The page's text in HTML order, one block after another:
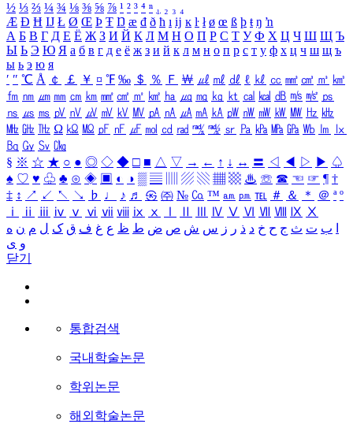
½ ⅓ ⅔ ¼ ¾ ⅛ ⅜ ⅝ ⅞ ¹ ² ³ ⁴ ⁿ ₁ ₂ ₃ ₄
Æ Ð Ħ Ĳ Ł Ø Œ Þ Ŧ Ŋ æ đ ð ħ ı ĳ ĸ ŀ ł ø œ ß þ ŧ ŋ ŉ
А Б В Г Д Е Ё Ж З И Й К Л М Н О П Р С Т У Ф Х Ц Ч Ш Щ Ъ
Ы Ь Э Ю Я а б в г д е ё ж з и й к л м н о п р с т у ф х ц ч ш щ ъ
ы ь э ю я
′ ″ ℃ Å ￠ ￡ ￥ ¤ ℉ ‰ ＄ ％ Ｆ ￦ ㎕ ㎖ ㎗ ℓ ㎘ ㏄ ㎣ ㎤ ㎥ ㎦
㎙ ㎚ ㎛ ㎜ ㎝ ㎞ ㎟ ㎠ ㎡ ㎢ ㏊ ㎍ ㎎ ㎏ ㏏ ㎈ ㎉ ㏈ ㎧ ㎨ ㎰
㎱ ㎲ ㎳ ㎴ ㎵ ㎶ ㎷ ㎸ ㎹ ㎀ ㎁ ㎂ ㎃ ㎄ ㎺ ㎻ ㎽ ㎾ ㎿ ㎐ ㎑
㎒ ㎓ ㎔ Ω ㏀ ㏁ ㎊ ㎋ ㎌ ㏖ ㏅ ㎭ ㎮ ㎯ ㏛ ㎩ ㎪ ㎫ ㎬ ㏝ ㏐
㏓
㏃ ㏉ ㏜ ㏆
§ ※ ☆ ★ ○ ● ◎ ◇ ◆ □ ■ △ ▽ → ← ↑ ↓ ↔ 〓 ◁ ◀ ▷ ▶ ♤
♠ ♡ ♥ ♧ ♣ ⊙ ◈ ▣ ◐ ◑ ▒ ▤ ▨ ▧ ▦ ▩ ♨ ☏ ☎ ☜ ☞ ¶ †
‡ ↕ ↗ ↙ ↖ ↘ ♭ ♩ ♪ ♬ ㉿ ㈜ № ㏇ ™ ㏂ ㏘ ℡ ＃ ＆ ＊ ＠ ª º
ⅰ
ⅱ ⅲ ⅳ ⅴ ⅵ ⅶ ⅷ ⅸ ⅹ Ⅳ Ⅴ Ⅵ Ⅶ Ⅷ Ⅸ Ⅹ
ب ت ث ج ح خ د ذ ر ز س ش ص ض ط ظ ع غ ف ق ک ل م ن ه
و ی
닫기
통합검색
국내학술논문
학위논문
해외학술논문